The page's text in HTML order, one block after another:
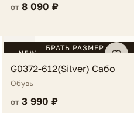
от 8 090 ₽
NEW
FV ВЫБРАТЬ РАЗМЕР
G0372-612(Silver) Сабо
Обувь
от 3 990 ₽